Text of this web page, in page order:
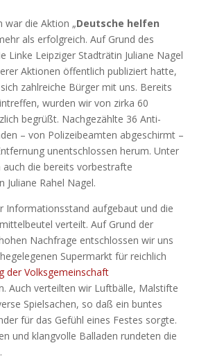
war die Aktion „Deutsche helfen
als erfolgreich. Auf Grund des
Linke Leipziger Stadträtin Juliane Nagel
Aktionen öffentlich publiziert hatte,
zahlreiche Bürger mit uns. Bereits
wurden wir von zirka 60
begrüßt. Nachgezählte 36 Anti-
– von Polizeibeamten abgeschirmt –
unentschlossen herum. Unter
auch die bereits vorbestrafte
Juliane Rahel Nagel.
Informationsstand aufgebaut und die
verteilt. Auf Grund der
Nachfrage entschlossen wir uns
Supermarkt für reichlich
Auch verteilten wir Luftbälle, Malstifte
Spielsachen, so daß ein buntes
für das Gefühl eines Festes sorgte.
und klangvolle Balladen rundeten die